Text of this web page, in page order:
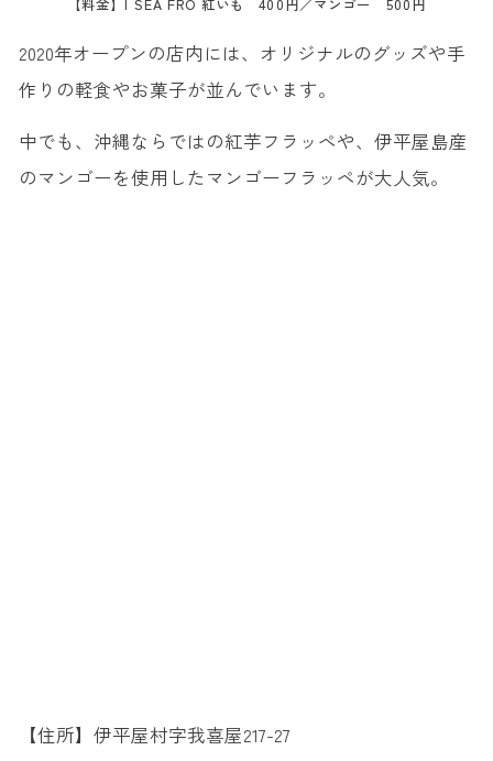
【料金】I SEA FRO 紅いも 400円／マンゴー 500円
2020年オープンの店内には、オリジナルのグッズや手
作りの軽食やお菓子が並んでいます。
中でも、沖縄ならではの紅芋フラッペや、伊平屋島産
のマンゴーを使用したマンゴーフラッペが大人気。
【住所】伊平屋村字我喜屋217-27